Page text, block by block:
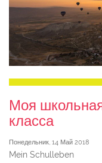
Моя
класса
Понедельник, 14 Май 2018
Mein Schulleben